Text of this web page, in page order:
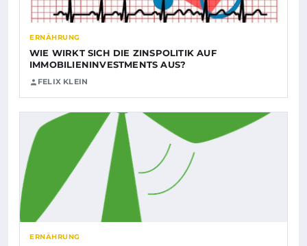
ERNÄHRUNG
WIE WIRKT SICH DIE ZINSPOLITIK AUF
IMMOBILIENINVESTMENTS AUS?
FELIX KLEIN
ERNÄHRUNG